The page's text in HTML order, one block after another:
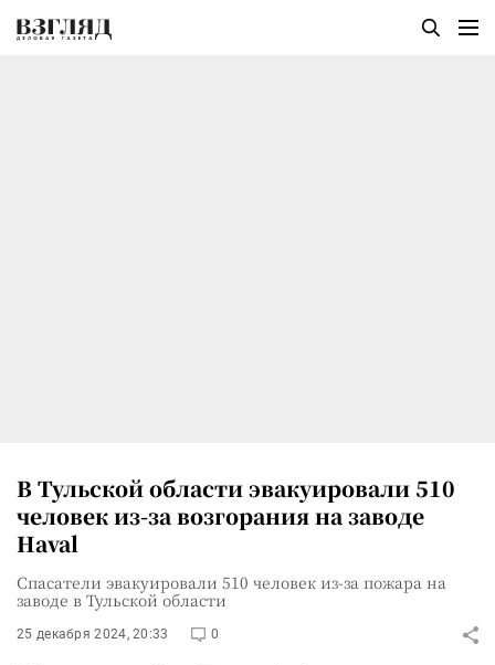
В Тульской области эвакуировали 510
человек из-за возгорания на заводе
Haval
Спасатели эвакуировали 510 человек из-за пожара на
заводе в Тульской области
25 декабря 2024, 20:33 0